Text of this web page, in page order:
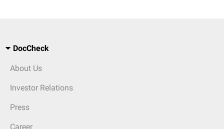
DocCheck
About Us
Investor Relations
Press
Career